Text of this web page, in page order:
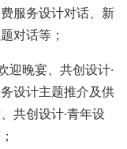
服务设计对话、新
对话等；
迎晚宴、共创设计·
设计主题推介及供
共创设计·青年设